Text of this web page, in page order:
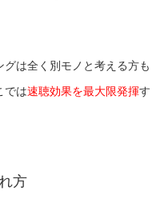
は全く別モノと考える方も
では速聴効果を最大限発揮す
方